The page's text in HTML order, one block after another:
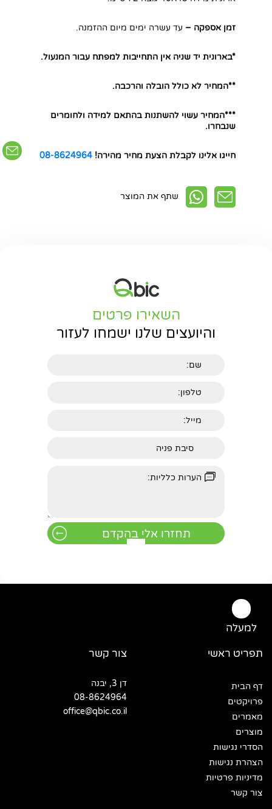
זמן אספקה – עד עשרה ימים מיום ההזמנה.
*בארונית יד שניה אין התחייבות למפתח עבור המנעול.
**המחיר לא כולל הובלה והרכבה.
***המחיר עשוי להשתנות בהתאם למידה ולחומרים
שנבחרו.
חייגו אלינו לקבלת הצעת מחיר מהירה! 08-8624964
שתף את המוצר
השאירו פרטים
והיועצים שלנו ישמחו לעזור
למעלה
תפריט ראשי
דף הבית
פרויקטים
מאמרים
מוצרים
הסדרי נגישות
הצהרת נגישות
מדיניות פרטיות
צור קשר
צור קשר
דן 3, יבנה
08-8624964
office@qbic.co.il